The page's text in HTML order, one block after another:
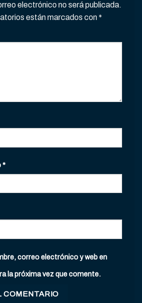
electrónico no será publicada.
están marcados con*
*
correo electrónico y web en
la próxima vez que comente.